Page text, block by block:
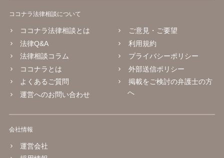
ココナラ法律相談について
ココナラ法律相談とは
法律Q&A
法律相談コラム
ココナラとは
よくあるご質問
運営へのお問い合わせ
ご意見・ご要望
利用規約
プライバシーポリシー
外部送信ポリシー
掲載をご検討の弁護士の方
へ
会社情報
運営会社